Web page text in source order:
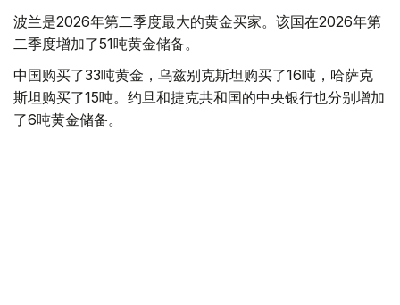
波兰是2026年第二季度最大的黄金买家。该国在2026年第
二季度增加了51吨黄金储备。
中国购买了33吨黄金，乌兹别克斯坦购买了16吨，哈萨克
斯坦购买了15吨。约旦和捷克共和国的中央银行也分别增加
了6吨黄金储备。